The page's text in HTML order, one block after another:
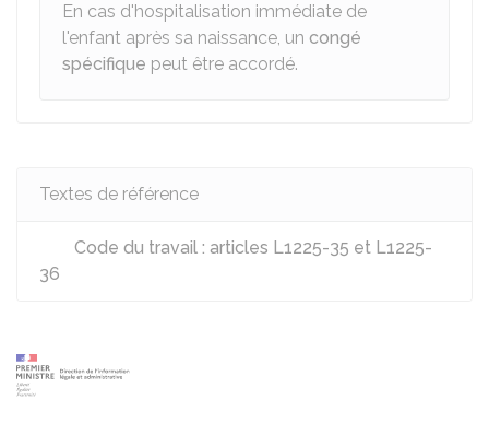
En cas d'hospitalisation immédiate de
l'enfant après sa naissance, un congé
spécifique peut être accordé.
Textes de référence
Code du travail : articles L1225-35 et L1225-
36